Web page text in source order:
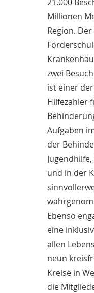
Millionen
Region.
zwei
ist einer
Hilfezahler
Aufgaben
der
und in der
Ebenso
eine
allen
neun
Kreise in
die